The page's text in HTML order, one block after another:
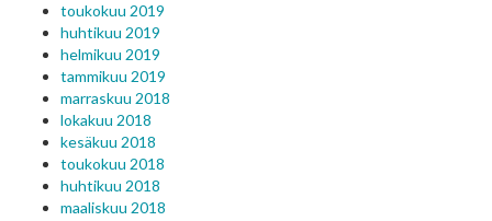
toukokuu 2019
huhtikuu 2019
helmikuu 2019
tammikuu 2019
marraskuu 2018
lokakuu 2018
kesäkuu 2018
toukokuu 2018
huhtikuu 2018
maaliskuu 2018